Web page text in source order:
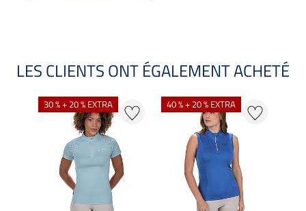
LES CLIENTS ONT ÉGALEMENT ACHETÉ
30 % + 20 % EXTRA 40 % + 20 % EXTRA